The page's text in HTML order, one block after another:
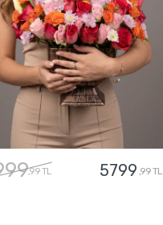
,99 TL 5799 ,99 TL